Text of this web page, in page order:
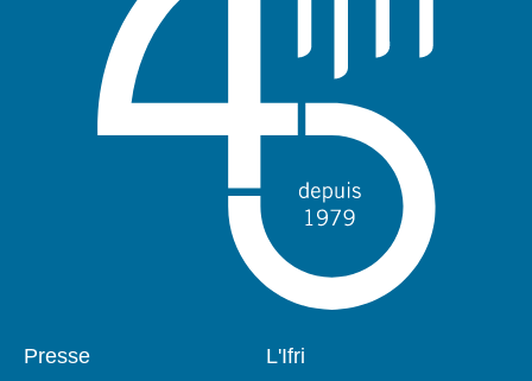
Pied
Presse
Navigation
L'Ifri